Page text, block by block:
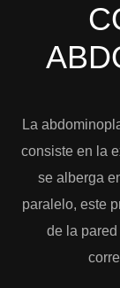
La
consiste en la
se alberga
paralelo, este
de la